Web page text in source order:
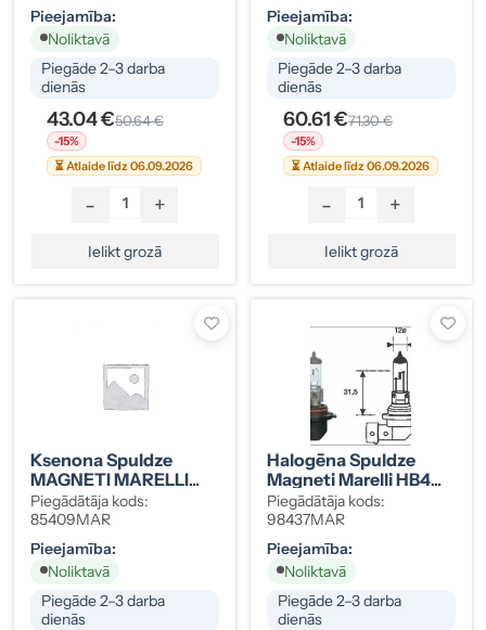
Pieejamība:
Noliktavā
Piegāde 2–3 darba
dienās
43.04 €50.64 €
-15%
⏳ Atlaide līdz 06.09.2026
- +
Ielikt grozā
Pieejamība:
Noliktavā
Piegāde 2–3 darba
dienās
60.61 €71.30 €
-15%
⏳ Atlaide līdz 06.09.2026
- +
Ielikt grozā
Ksenona Spuldze
MAGNETI MARELLI
D1R 35W (85409MAR)
Piegādātāja kods:
85409MAR
Pieejamība:
Noliktavā
Piegāde 2–3 darba
dienās
Halogēna Spuldze
Magneti Marelli HB4
(9006) 12V
Piegādātāja kods:
98437MAR
Pieejamība:
Noliktavā
Piegāde 2–3 darba
dienās